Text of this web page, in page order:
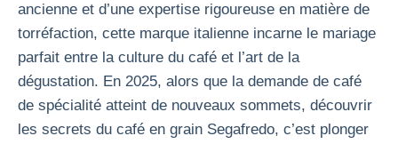
ancienne et d’une expertise rigoureuse en matière de
torréfaction, cette marque italienne incarne le mariage
parfait entre la culture du café et l’art de la
dégustation. En 2025, alors que la demande de café
de spécialité atteint de nouveaux sommets, découvrir
les secrets du café en grain Segafredo, c’est plonger